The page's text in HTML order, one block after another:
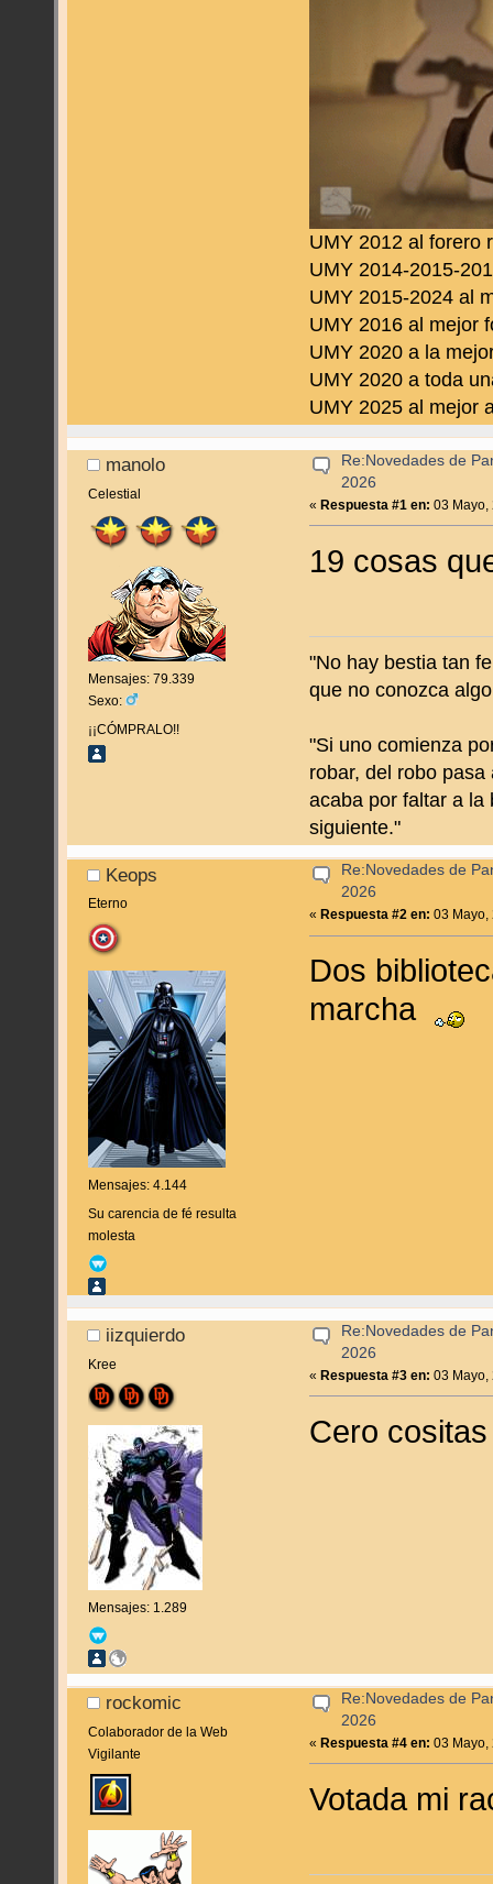
UMY 2012 al forero
UMY 2014-2015-
UMY 2015-2024 al
UMY 2016 al mejor
UMY 2020 a la
UMY 2020 a toda
UMY 2025 al mejor
manolo
Celestial
Mensajes: 79.339
Sexo:
¡¡CÓMPRALO!!
Re:Novedades de
2026
«Respuesta #1 en: 03 Mayo,
19 cosas
"No hay bestia tan
que no conozca
"Si uno comienza
robar, del robo
acaba por faltar a la
siguiente."
Keops
Eterno
Mensajes: 4.144
Su carencia de fé resulta
molesta
Re:Novedades de
2026
« Respuesta #2 en: 03 Mayo,
Dos
marcha
iizquierdo
Kree
Mensajes: 1.289
Re:Novedades de
2026
«Respuesta #3 en: 03 Mayo,
Cero
rockomic
Colaborador de la Web
Vigilante
Re:Novedades de
2026
« Respuesta #4 en: 03 Mayo,
Votada mi